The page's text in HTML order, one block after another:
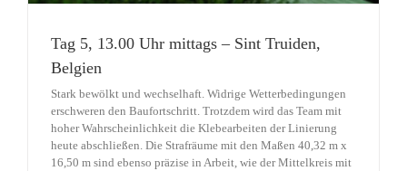
Tag 5, 13.00 Uhr mittags – Sint Truiden,
Belgien
Stark bewölkt und wechselhaft. Widrige Wetterbedingungen
erschweren den Baufortschritt. Trotzdem wird das Team mit
hoher Wahrscheinlichkeit die Klebearbeiten der Linierung
heute abschließen. Die Strafräume mit den Maßen 40,32 m x
16,50 m sind ebenso präzise in Arbeit, wie der Mittelkreis mit